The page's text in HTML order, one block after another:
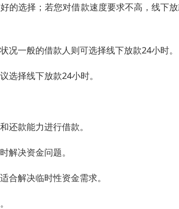
的选择；若您对借款速度要求不高，线下
一般的借款人则可选择线下放款24小时。
选择线下放款24小时。
还款能力进行借款。
解决资金问题。
合解决临时性资金需求。